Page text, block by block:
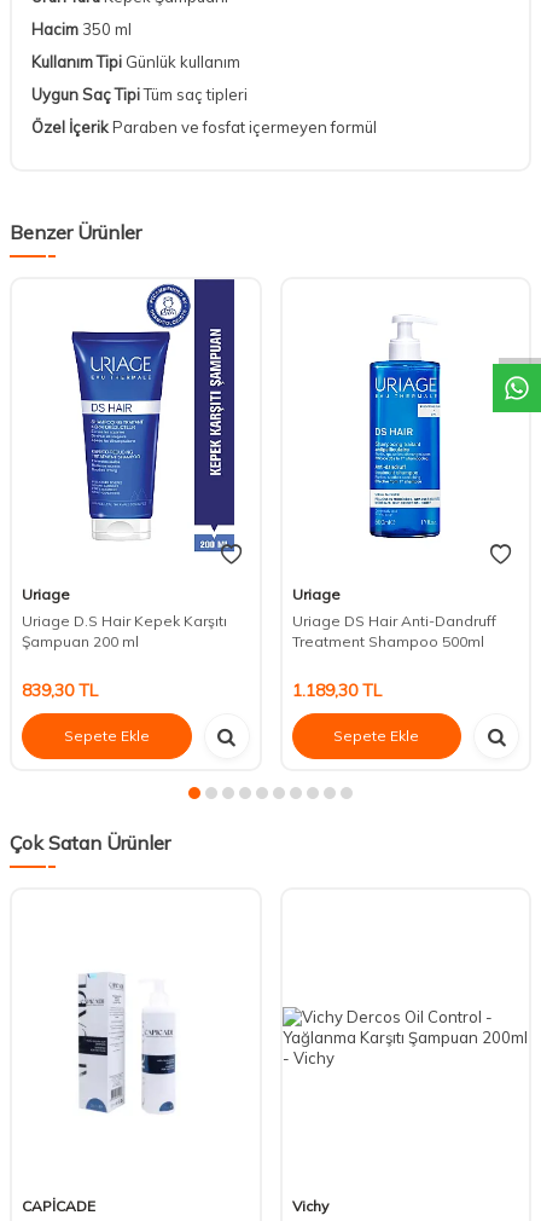
Hacim 350 ml
Kullanım Tipi Günlük kullanım
Uygun Saç TipiTüm saç tipleri
Özel İçerikParaben ve fosfat içermeyen formül
Benzer Ürünler
Uriage
Uriage D.S Hair Kepek Karşıtı
Şampuan 200 ml
839,30TL
Sepete Ekle
Uriage
Uriage DS Hair Anti-Dandruff
Treatment Shampoo 500ml
1.189,30TL
Sepete Ekle
Çok Satan Ürünler
CAPİCADE
Vichy